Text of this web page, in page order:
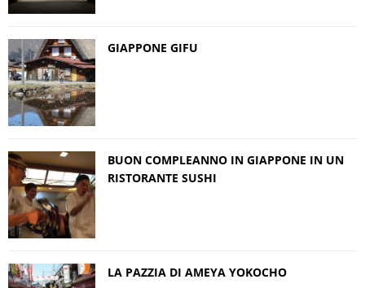
GIAPPONE GIFU
BUON COMPLEANNO IN GIAPPONE IN UN
RISTORANTE SUSHI
LA PAZZIA DI AMEYA YOKOCHO